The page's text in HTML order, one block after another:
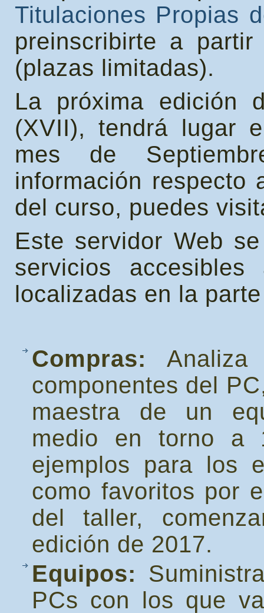
Titulaciones Propias
preinscribirte a
(plazas limitadas).
La próxima edición
(XVII), tendrá lugar
mes de
información respecto
del curso, puedes
Este servidor Web
servicios
localizadas en la
Compras:
componentes del
maestra de un
medio en torno a
ejemplos para los
como favoritos por
del taller,
edición de 2017.
Equipos:
PCs con los que